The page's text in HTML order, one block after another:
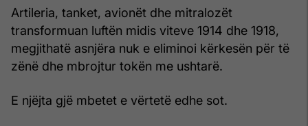
Artileria, tanket, avionët dhe mitralozët
transformuan luftën midis viteve 1914 dhe 1918,
megjithatë asnjëra nuk e eliminoi kërkesën për të
zënë dhe mbrojtur tokën me ushtarë.
E njëjta gjë mbetet e vërtetë edhe sot.